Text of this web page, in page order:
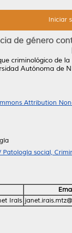
Iniciar
de género
criminológico de
Autónoma de
Attribution
Patología social,
Iraís